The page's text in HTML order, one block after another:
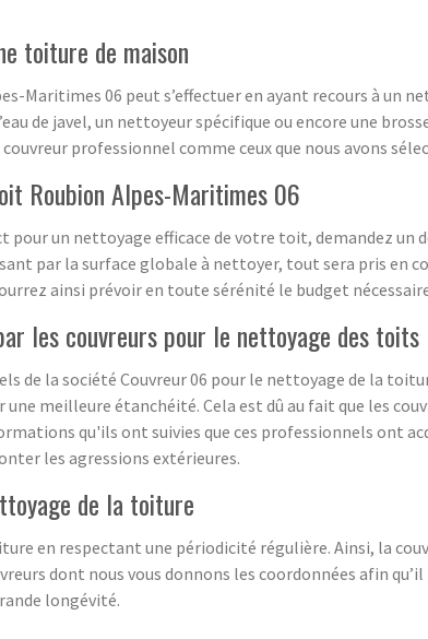
toiture de maison
Maritimes 06 peut s’effectuer en ayant recours à un
de javel, un nettoyeur spécifique ou encore une
professionnel comme ceux que nous avons
Roubion Alpes-Maritimes 06
un nettoyage efficace de votre toit, demandez un
par la surface globale à nettoyer, tout sera pris
ainsi prévoir en toute sérénité le budget
les couvreurs pour le nettoyage des toits
de la société Couvreur 06 pour le nettoyage de la
meilleure étanchéité. Cela est dû au fait que les
qu'ils ont suivies que ces professionnels ont
les agressions extérieures.
de la toiture
en respectant une périodicité régulière. Ainsi, la
dont nous vous donnons les coordonnées afin
longévité.